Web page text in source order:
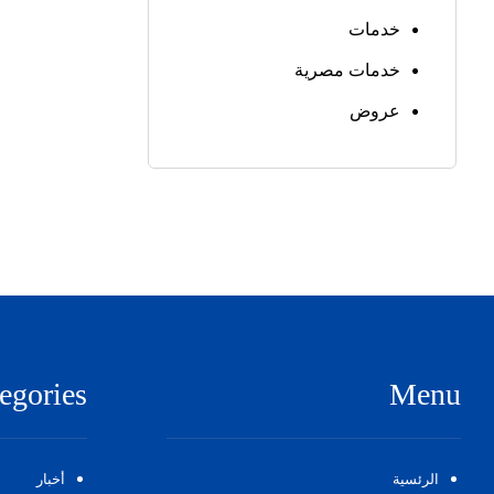
خدمات
خدمات مصرية
عروض
Menu
الرئسية أخبار